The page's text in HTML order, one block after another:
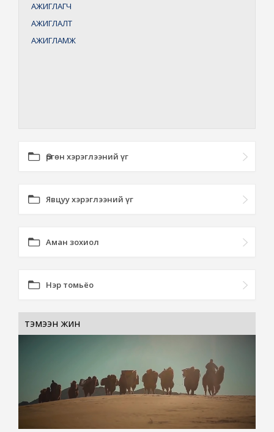
АЖИГЛАГЧ
АЖИГЛАЛТ
АЖИГЛАМЖ
Өргөн хэрэглээний үг
Явцуу хэрэглээний үг
Аман зохиол
Нэр томьёо
тэмээн жин